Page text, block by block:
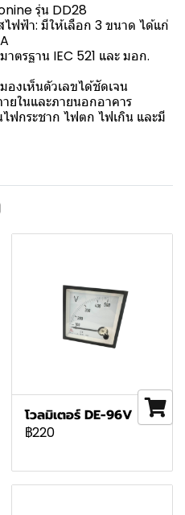
รุ่น DD28
ฟฟ้า: มีให้เลือก 3 ขนาด ได้แก่
ตรฐาน IEC 521 และ มอก.
องเห็นตัวเลขได้ชัดเจน
ยในและภายนอกอาคาร
กระชาก ไฟตก ไฟเกิน และมี
โวลมิเตอร์ DE-96V
฿220